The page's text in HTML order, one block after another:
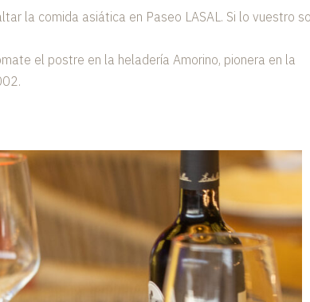
la comida asiática en Paseo LASAL. Si lo vuestro
el postre en la heladería Amorino, pionera en la